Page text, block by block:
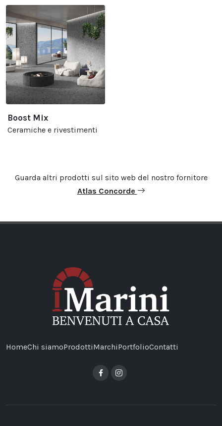
Boost Mix
Ceramiche e rivestimenti
Guarda altri prodotti sul sito web del nostro fornitore
Atlas Concorde
HomeChi siamoProdottiMarchiPortfolioContatti